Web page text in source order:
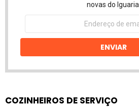
novas do Iguaria.
Endereço
email
ENVIAR
COZINHEIROS DE SERVIÇO